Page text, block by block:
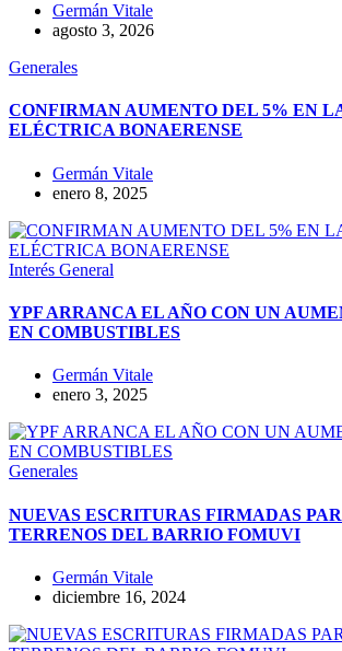
Germán Vitale
agosto 3, 2026
Generales
CONFIRMAN AUMENTO DEL 5% EN
ELÉCTRICA BONAERENSE
Germán Vitale
enero 8, 2025
Interés General
YPF ARRANCA EL AÑO CON UN
EN COMBUSTIBLES
Germán Vitale
enero 3, 2025
Generales
NUEVAS ESCRITURAS FIRMADAS
TERRENOS DEL BARRIO FOMUVI
Germán Vitale
diciembre 16, 2024